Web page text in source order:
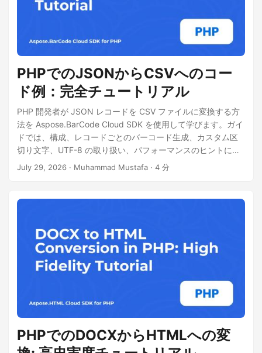
PHPでのJSONからCSVへのコー
ド例：完全チュートリアル
PHP 開発者が JSON レコードを CSV ファイルに変換する方
法を Aspose.BarCode Cloud SDK を使用して学びます。ガイ
ドでは、構成、レコードごとのバーコード生成、カスタム区
切り文字、UTF-8 の取り扱い、パフォーマンスのヒントにつ
いて説明します。完全なコードと cURL の例が含まれていま
July 29, 2026 · Muhammad Mustafa · 4 分
PHPでのDOCXからHTMLへの変